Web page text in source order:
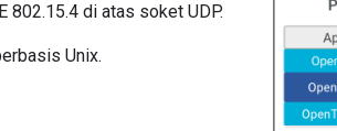
802.15.4 di atas soket UDP.
Unix.